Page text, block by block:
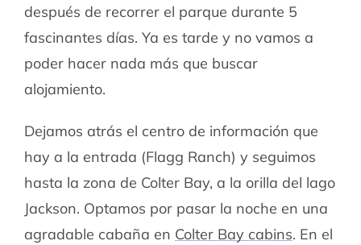
después de recorrer el parque durante 5
fascinantes días. Ya es tarde y no vamos a
poder hacer nada más que buscar
alojamiento.
Dejamos atrás el centro de información que
hay a la entrada (Flagg Ranch) y seguimos
hasta la zona de Colter Bay, a la orilla del lago
Jackson. Optamos por pasar la noche en una
agradable cabaña en Colter Bay cabins. En el